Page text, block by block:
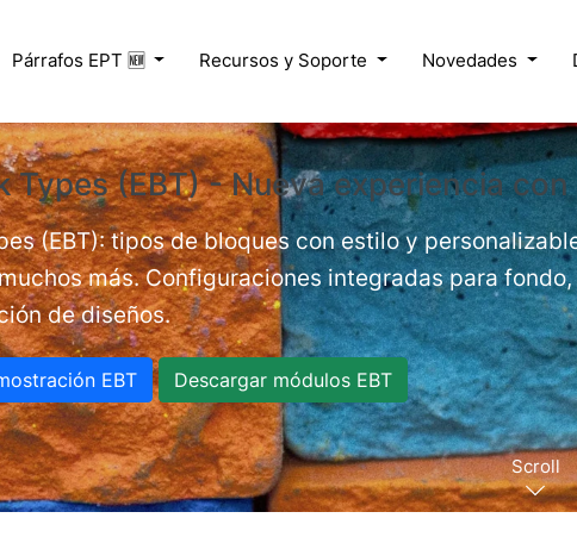
Párrafos EPT 🆕 Recursos y Soporte Novedades
Types (EBT) - Nueva experiencia con
(EBT): tipos de bloques con estilo y
más. Configuraciones integradas para
de diseños.
EBT Descargar módulos EBT
Scroll